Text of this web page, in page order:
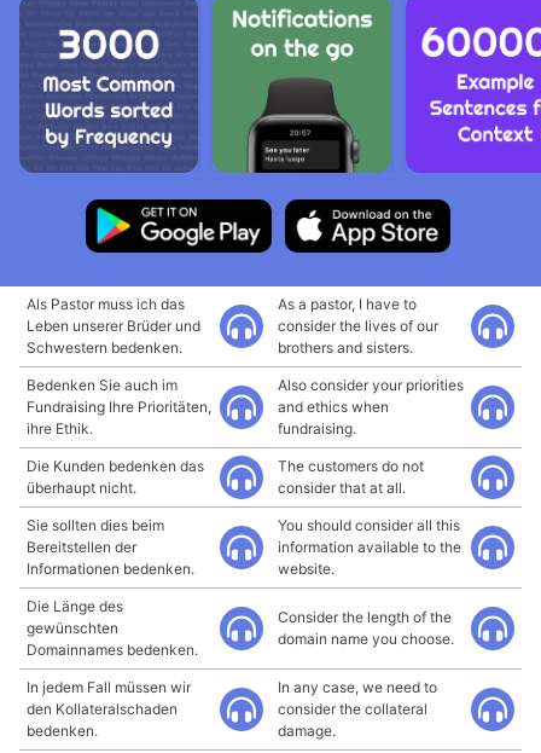
Als Pastor muss ich das
Leben unserer Brüder und
Schwestern bedenken.
As a pastor, I have to
consider the lives of our
brothers and sisters.
Bedenken Sie auch im
Fundraising Ihre Prioritäten,
ihre Ethik.
Also consider your priorities
and ethics when
fundraising.
Die Kunden bedenken das
überhaupt nicht.
The customers do not
consider that at all.
Sie sollten dies beim
Bereitstellen der
Informationen bedenken.
You should consider all this
information available to the
website.
Die Länge des
gewünschten
Domainnames bedenken.
Consider the length of the
domain name you choose.
In jedem Fall müssen wir
den Kollateralschaden
bedenken.
In any case, we need to
consider the collateral
damage.